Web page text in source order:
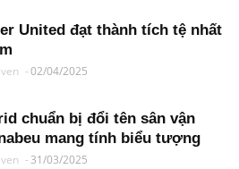
United đạt thành tích tệ nhất
-02/04/2025
chuẩn bị đổi tên sân vận
mang tính biểu tượng
- 31/03/2025